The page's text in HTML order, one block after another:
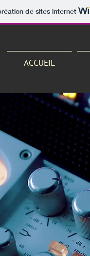
de sites internet
ACCUEIL